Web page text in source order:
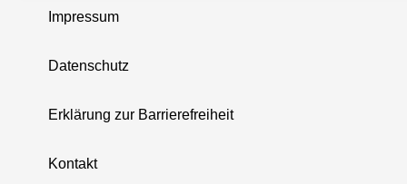
Filteroberkante
(m u. GOK)
+
−
Impressum
Datenschutz
Erklärung zur Barrierefreiheit
Kontakt